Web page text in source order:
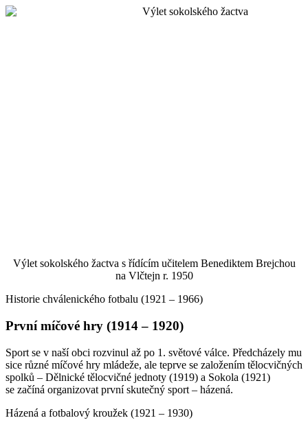
Výlet sokolského žactva s řídícím učitelem Benediktem Brejchou
na Vlčtejn r. 1950
Historie chválenického fotbalu (1921 – 1966)
První míčové hry (1914 – 1920)
Sport se v naší obci rozvinul až po 1. světové válce. Předcházely mu
sice různé míčové hry mládeže, ale teprve se založením tělocvičných
spolků – Dělnické tělocvičné jednoty (1919) a Sokola (1921)
se začíná organizovat první skutečný sport – házená.
Házená a fotbalový kroužek (1921 – 1930)